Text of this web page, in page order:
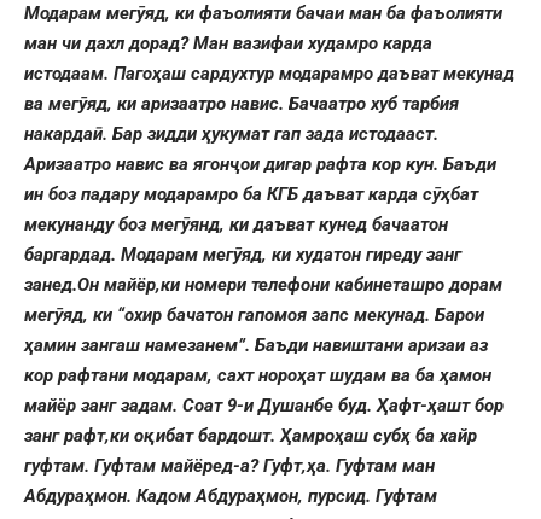
Модарам мегӯяд, ки фаъолияти бачаи ман ба фаъолияти
ман чи дахл дорад? Ман вазифаи худамро карда
истодаам. Пагоҳаш сардухтур модарамро даъват мекунад
ва мегӯяд, ки аризаатро навис. Бачаатро хуб тарбия
накардаӣ. Бар зидди ҳукумат гап зада истодааст.
Аризаатро навис ва ягонҷои дигар рафта кор кун. Баъди
ин боз падару модарамро ба КГБ даъват карда сӯҳбат
мекунанду боз мегӯянд, ки даъват кунед бачаатон
баргардад. Модарам мегӯяд, ки худатон гиреду занг
занед.Он майёр,ки номери телефони кабинеташро дорам
мегӯяд, ки “охир бачатон гапомоя запс мекунад. Барои
ҳамин зангаш намезанем”. Баъди навиштани аризаи аз
кор рафтани модарам, сахт нороҳат шудам ва ба ҳамон
майёр занг задам. Соат 9-и Душанбе буд. Ҳафт-ҳашт бор
занг рафт,ки оқибат бардошт. Ҳамроҳаш субҳ ба хайр
гуфтам. Гуфтам майёред-а? Гуфт,ҳа. Гуфтам ман
Абдураҳмон. Кадом Абдураҳмон, пурсид. Гуфтам